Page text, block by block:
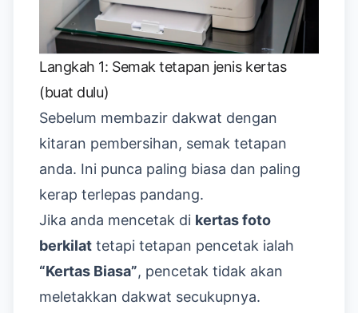
Langkah 1: Semak tetapan jenis kertas
(buat dulu)
Sebelum membazir dakwat dengan
kitaran pembersihan, semak tetapan
anda. Ini punca paling biasa dan paling
kerap terlepas pandang.
Jika anda mencetak di kertas foto
berkilat tetapi tetapan pencetak ialah
“Kertas Biasa”, pencetak tidak akan
meletakkan dakwat secukupnya.